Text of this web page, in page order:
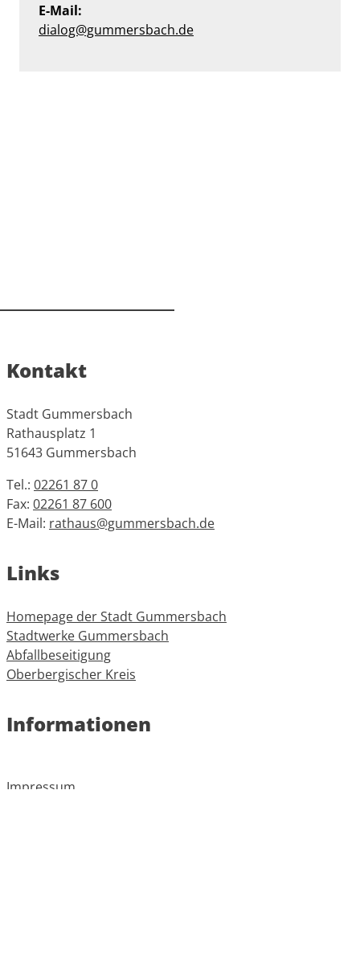
E-Mail:
dialog@gummersbach.de
Kontakt
Stadt Gummersbach
Rathausplatz 1
51643 Gummersbach
Tel.: 02261 87 0
Fax: 02261 87 600
E-Mail: rathaus@gummersbach.de
Links
Homepage der Stadt Gummersbach
Stadtwerke Gummersbach
Abfallbeseitigung
Oberbergischer Kreis
Informationen
Impressum